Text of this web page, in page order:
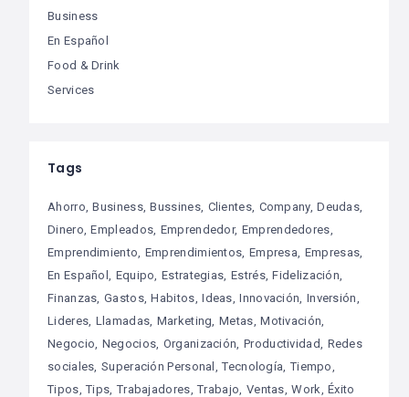
Business
En Español
Food & Drink
Services
Tags
Ahorro Business Bussines Clientes Company Deudas
Dinero Empleados Emprendedor Emprendedores
Emprendimiento Emprendimientos Empresa Empresas
En Español Equipo Estrategias Estrés Fidelización
Finanzas Gastos Habitos Ideas Innovación Inversión
Lideres Llamadas Marketing Metas Motivación
Negocio Negocios Organización Productividad Redes
sociales Superación Personal Tecnología Tiempo
Tipos Tips Trabajadores Trabajo Ventas Work Éxito